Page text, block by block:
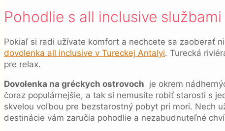
Pohodlie s all inclusive službami
Pokiaľ si radi užívate komfort a nechcete sa zaoberať
dovolenka all inclusive v Tureckej Antalyi. Turecká
pre relax.
Dovolenka na gréckych ostrovoch je okrem
čoraz populárnejšie, a tak si nemusíte robiť starosti s
skvelou voľbou pre bezstarostný pobyt pri mori. Nech
destinácie vám zaručia pohodlie a nezabudnuteľné